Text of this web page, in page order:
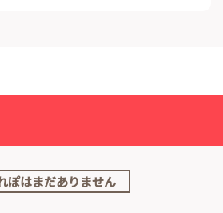
ぽはまだありません